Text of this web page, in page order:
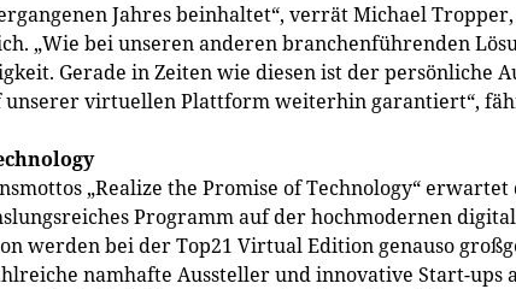
Jahres beinhaltet“, verrät Michael
„Wie bei unseren anderen branchenführenden
Gerade in Zeiten wie diesen ist der persönliche
unserer virtuellen Plattform weiterhin garantiert“,
„Realize the Promise of Technology“ erwartet
Programm auf der hochmodernen
werden bei der Top21 Virtual Edition genauso
namhafte Aussteller und innovative Start-ups